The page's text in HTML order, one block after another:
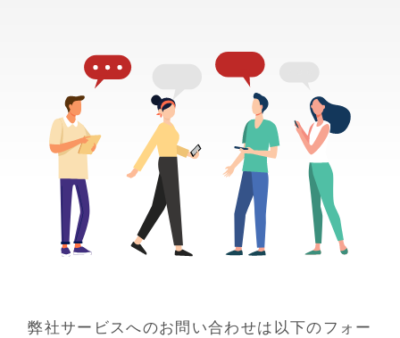
弊社サービスへのお問い合わせは以下のフォー